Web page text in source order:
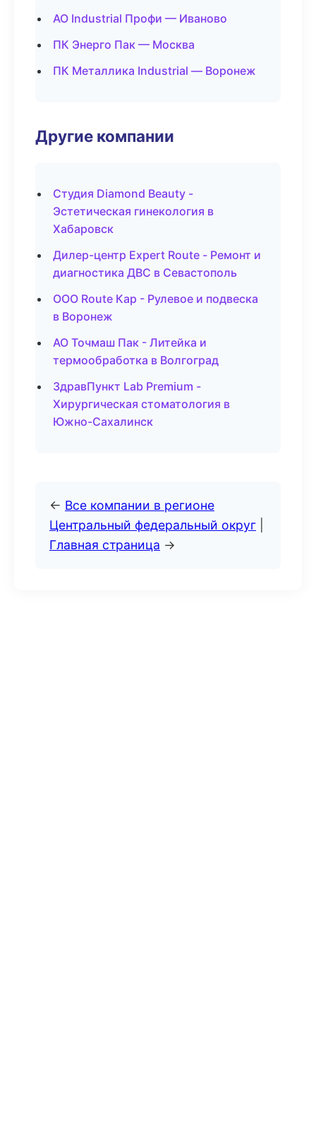
АО Industrial Профи — Иваново
ПК Энерго Пак — Москва
ПК Металлика Industrial — Воронеж
Другие компании
Студия Diamond Beauty -
Эстетическая гинекология в
Хабаровск
Дилер-центр Expert Route - Ремонт и
диагностика ДВС в Севастополь
ООО Route Кар - Рулевое и подвеска
в Воронеж
АО Точмаш Пак - Литейка и
термообработка в Волгоград
ЗдравПункт Lab Premium -
Хирургическая стоматология в
Южно-Сахалинск
← Все компании в регионе
Центральный федеральный округ
Главная страница →